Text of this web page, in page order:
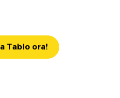
Tablo ora!